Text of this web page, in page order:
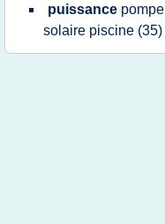
puissance pompe
solaire piscine (35)